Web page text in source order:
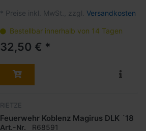
* Preise inkl. MwSt., zzgl. Versandkosten
Bestellbar innerhalb von 14 Tagen
32,50 € *
RIETZE
Feuerwehr Koblenz Magirus DLK ´18
Art.-Nr. R68591